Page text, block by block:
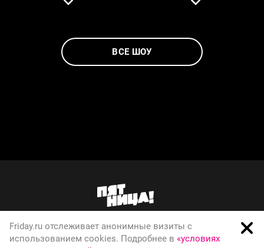
ВСЕ ШОУ
О телеканале
Friday.ru отслеживает анонимные визиты с
использованием cookies. Подробнее в «условиях